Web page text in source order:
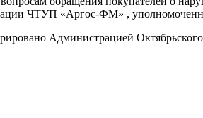
ЧТУП «Аргос-ФМ» ,
Администрацией